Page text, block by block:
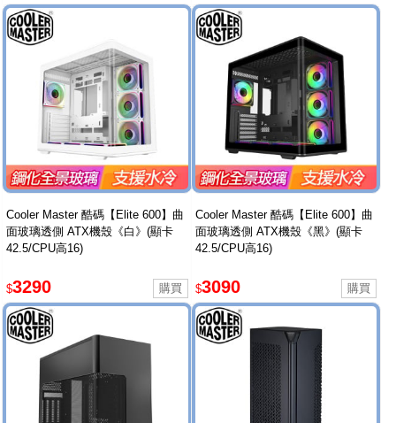
Cooler Master 酷碼【Elite 600】曲
面玻璃透側 ATX機殼《白》(顯卡
42.5/CPU高16)
$3290
Cooler Master 酷碼【Elite 600】曲
面玻璃透側 ATX機殼《黑》(顯卡
42.5/CPU高16)
$3090